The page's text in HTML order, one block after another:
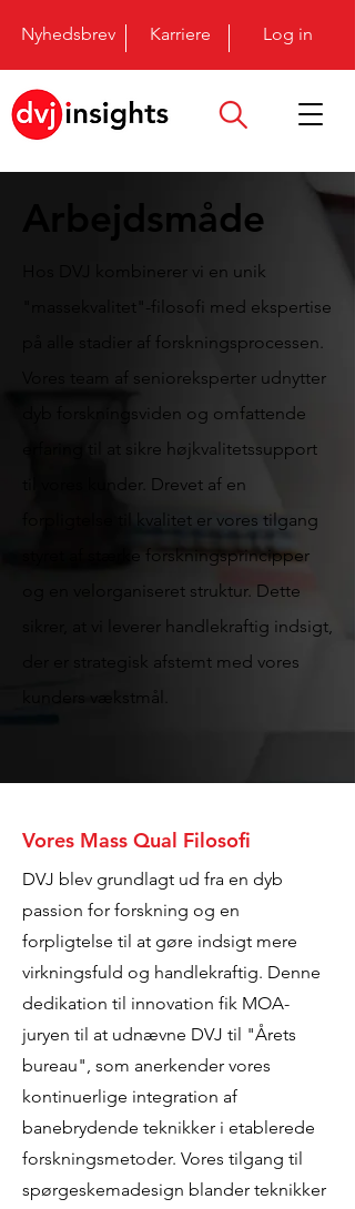
Nyhedsbrev Karriere Log in
Arbejdsmåde
Hos DVJ kombinerer vi en unik
"massekvalitet"-filosofi med ekspertise
på alle stadier af forskningsprocessen.
Vores team af senioreksperter udnytter
dyb forskningsviden og omfattende
erfaring til at sikre højkvalitetssupport
til vores kunder. Drevet af en
forpligtelse til kvalitet er vores tilgang
styret af stærke forskningsprincipper
og en velorganiseret struktur. Dette
sikrer, at vi leverer handlekraftig indsigt,
der er strategisk afstemt med vores
kunders vækstmål.
Vores Mass Qual Filosofi
DVJ blev grundlagt ud fra en dyb
passion for forskning og en
forpligtelse til at gøre indsigt mere
virkningsfuld og handlekraftig. Denne
dedikation til innovation fik MOA-
juryen til at udnævne DVJ til "Årets
bureau", som anerkender vores
kontinuerlige integration af
banebrydende teknikker i etablerede
forskningsmetoder. Vores tilgang til
spørgeskemadesign blander teknikker